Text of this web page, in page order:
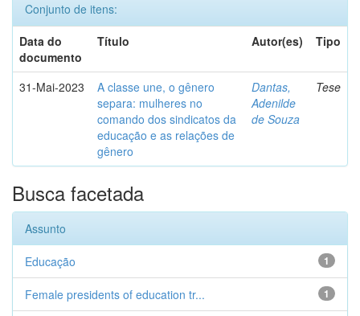
Conjunto de itens:
Data do
documento
Título Autor(es) Tipo
31-Mai-2023
A classe une, o gênero
separa: mulheres no
comando dos sindicatos da
educação e as relações de
gênero
Dantas,
Adenilde
de Souza
Tese
Busca facetada
Assunto
1
Educação
1
Female presidents of education tr...